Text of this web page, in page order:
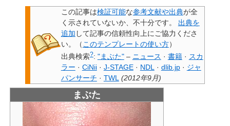
この記事は検証可能な参考文献や出典が全
く示されていないか、不十分です。
出典を
追加 して記事の信頼性向上にご協力くださ
い。
（ このテンプレートの使い方）
出典検索?: "まぶた" – ニュース · 書籍 · スカ
ラー · CiNii · J-STAGE · NDL · dlib.jp · ジャ
パンサーチ · TWL (2012年9月)
まぶた